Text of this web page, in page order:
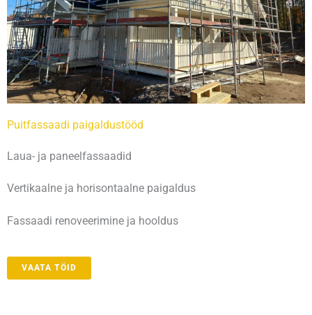
Puitfassaadi paigaldustööd​
Laua- ja paneelfassaadid
Vertikaalne ja horisontaalne paigaldus
Fassaadi renoveerimine ja hooldus
VAATA TÖID